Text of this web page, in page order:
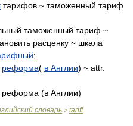
тарифов ~ таможенный тариф
таможенный тариф ~
расценку ~ шкала
;
реформа( в Англии) ~ attr.
реформа (в Англии)
словарь > tariff